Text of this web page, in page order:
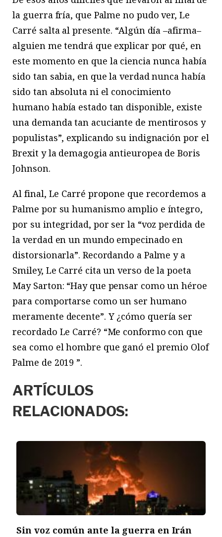
la guerra fría, que Palme no pudo ver, Le
Carré salta al presente. “Algún día –afirma–
alguien me tendrá que explicar por qué, en
este momento en que la ciencia nunca había
sido tan sabia, en que la verdad nunca había
sido tan absoluta ni el conocimiento
humano había estado tan disponible, existe
una demanda tan acuciante de mentirosos y
populistas”, explicando su indignación por el
Brexit y la demagogia antieuropea de Boris
Johnson.
Al final, Le Carré propone que recordemos a
Palme por su humanismo amplio e íntegro,
por su integridad, por ser la “voz perdida de
la verdad en un mundo empecinado en
distorsionarla”. Recordando a Palme y a
Smiley, Le Carré cita un verso de la poeta
May Sarton: “Hay que pensar como un héroe
para comportarse como un ser humano
meramente decente”. Y ¿cómo quería ser
recordado Le Carré? “Me conformo con que
sea como el hombre que ganó el premio Olof
Palme de 2019 ”.
ARTÍCULOS
RELACIONADOS:
Sin voz común ante la guerra en Irán